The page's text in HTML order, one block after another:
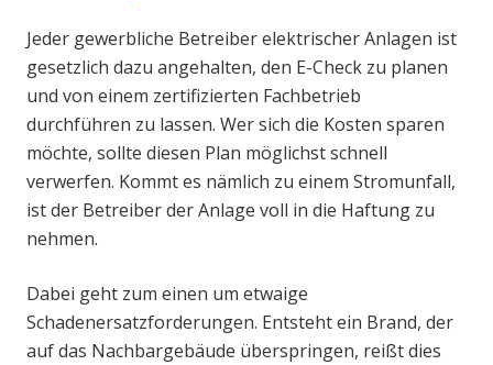
Jeder gewerbliche Betreiber elektrischer Anlagen ist
gesetzlich dazu angehalten, den E-Check zu planen
und von einem zertifizierten Fachbetrieb
durchführen zu lassen. Wer sich die Kosten sparen
möchte, sollte diesen Plan möglichst schnell
verwerfen. Kommt es nämlich zu einem Stromunfall,
ist der Betreiber der Anlage voll in die Haftung zu
nehmen.
Dabei geht zum einen um etwaige
Schadenersatzforderungen. Entsteht ein Brand, der
auf das Nachbargebäude überspringen, reißt dies